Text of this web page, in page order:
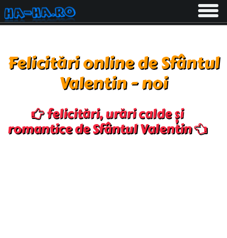
Toggle
Felicitări online de Sfântul
Valentin - noi
felicitări, urări calde și
romantice de Sfântul Valentin